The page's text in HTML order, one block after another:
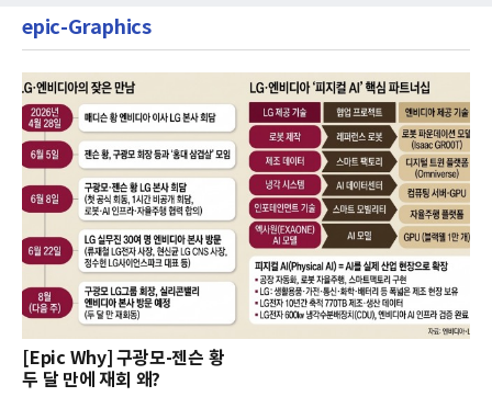
epic-Graphics
[Epic Why] 구광모-젠슨 황
두 달 만에 재회 왜?